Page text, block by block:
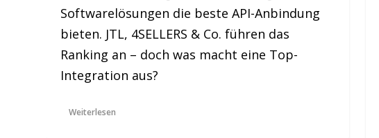
Softwarelösungen die beste API-Anbindung
bieten. JTL, 4SELLERS & Co. führen das
Ranking an – doch was macht eine Top-
Integration aus?
Weiterlesen